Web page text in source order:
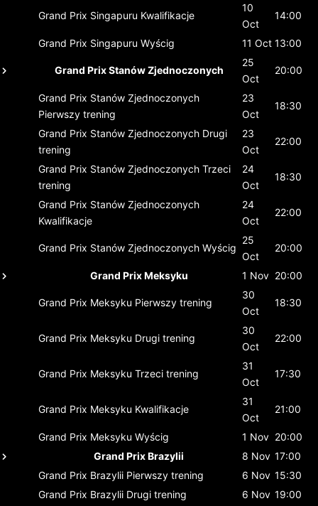
Grand Prix Singapuru Kwalifikacje
10
Oct
14:00
Grand Prix Singapuru Wyścig 11 Oct 13:00
Grand Prix Stanów Zjednoczonych
25
Oct
20:00
Grand Prix Stanów Zjednoczonych
Pierwszy trening
23
Oct
18:30
Grand Prix Stanów Zjednoczonych Drugi
trening
23
Oct
22:00
Grand Prix Stanów Zjednoczonych Trzeci
trening
24
Oct
18:30
Grand Prix Stanów Zjednoczonych
Kwalifikacje
24
Oct
22:00
Grand Prix Stanów Zjednoczonych Wyścig
25
Oct
20:00
Grand Prix Meksyku 1 Nov 20:00
Grand Prix Meksyku Pierwszy trening
30
Oct
18:30
Grand Prix Meksyku Drugi trening
30
Oct
22:00
Grand Prix Meksyku Trzeci trening
31
Oct
17:30
Grand Prix Meksyku Kwalifikacje
31
Oct
21:00
Grand Prix Meksyku Wyścig 1 Nov 20:00
Grand Prix Brazylii
8 Nov 17:00
Grand Prix Brazylii Pierwszy trening 6 Nov 15:30
Grand Prix Brazylii Drugi trening 6 Nov 19:00